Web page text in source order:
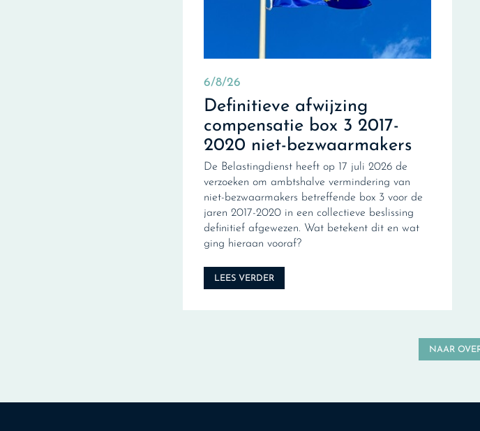
6/8/26
Definitieve afwijzing
compensatie box 3 2017-
2020 niet-bezwaarmakers
De Belastingdienst heeft op 17 juli 2026 de
verzoeken om ambtshalve vermindering van
niet-bezwaarmakers betreffende box 3 voor de
jaren 2017-2020 in een collectieve beslissing
definitief afgewezen. Wat betekent dit en wat
ging hieraan vooraf?
LEES VERDER
NAAR